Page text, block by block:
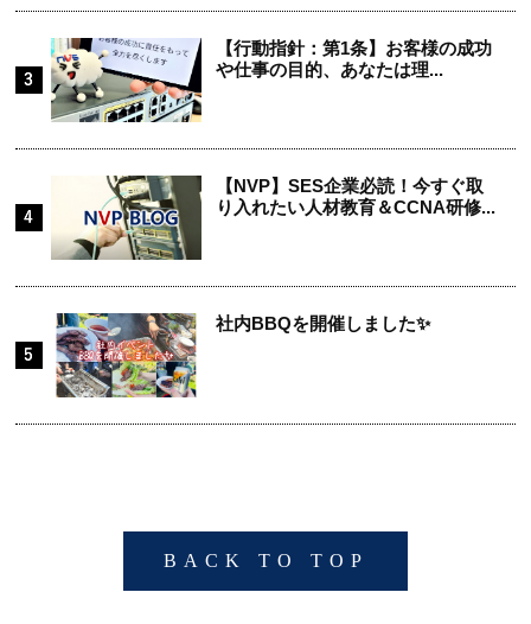
【行動指針：第1条】お客様の成功
や仕事の目的、あなたは理...
【NVP】SES企業必読！今すぐ取
り入れたい人材教育＆CCNA研修...
社内BBQを開催しました✨
BACK TO TOP